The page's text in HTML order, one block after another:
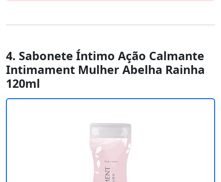
4. Sabonete Íntimo Ação Calmante
Intimament Mulher Abelha Rainha
120ml